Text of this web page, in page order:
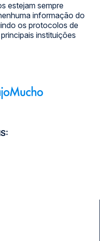
estejam sempre
informação do
os protocolos de
instituições